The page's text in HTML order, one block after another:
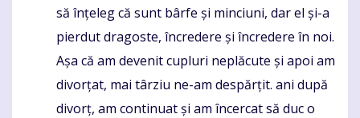
să înțeleg că sunt bârfe și minciuni, dar el și-a
pierdut dragoste, încredere și încredere în noi.
Așa că am devenit cupluri neplăcute și apoi am
divorțat, mai târziu ne-am despărțit. ani după
divorț, am continuat și am încercat să duc o